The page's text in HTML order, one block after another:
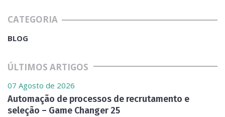
CATEGORIA
BLOG
ÚLTIMOS ARTIGOS
07 Agosto de 2026
Automação de processos de recrutamento e
seleção – Game Changer 25